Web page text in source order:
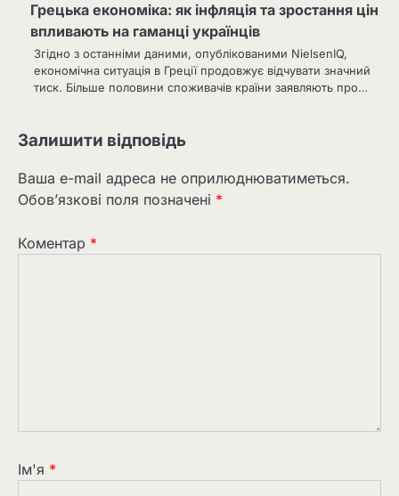
Грецька економіка: як інфляція та зростання цін
впливають на гаманці українців
Згідно з останніми даними, опублікованими NielsenIQ,
економічна ситуація в Греції продовжує відчувати значний
тиск. Більше половини споживачів країни заявляють про…
Залишити відповідь
Ваша e-mail адреса не оприлюднюватиметься.
Обов’язкові поля позначені *
Коментар *
Ім'я *